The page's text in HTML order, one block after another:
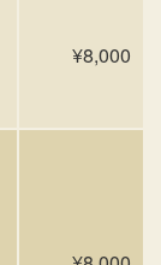
¥8,000